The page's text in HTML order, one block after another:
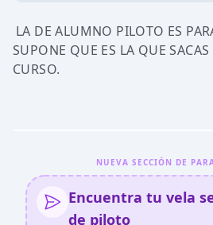
LA DE ALUMNO PILOTO ES
SUPONE QUE ES LA QUE
CURSO.
NUEVA SECCIÓN DE
Encuentra tu vela
de piloto